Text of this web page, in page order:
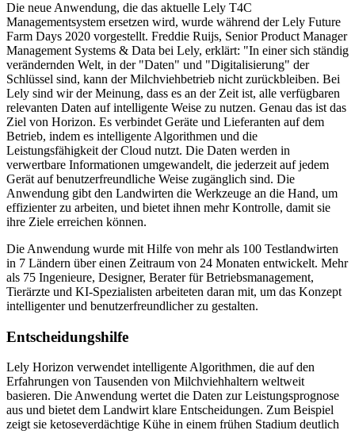
Die neue Anwendung, die das aktuelle Lely T4C
Managementsystem ersetzen wird, wurde während der Lely Future
Farm Days 2020 vorgestellt. Freddie Ruijs, Senior Product Manager
Management Systems & Data bei Lely, erklärt: "In einer sich ständig
verändernden Welt, in der "Daten" und "Digitalisierung" der
Schlüssel sind, kann der Milchviehbetrieb nicht zurückbleiben. Bei
Lely sind wir der Meinung, dass es an der Zeit ist, alle verfügbaren
relevanten Daten auf intelligente Weise zu nutzen. Genau das ist das
Ziel von Horizon. Es verbindet Geräte und Lieferanten auf dem
Betrieb, indem es intelligente Algorithmen und die
Leistungsfähigkeit der Cloud nutzt. Die Daten werden in
verwertbare Informationen umgewandelt, die jederzeit auf jedem
Gerät auf benutzerfreundliche Weise zugänglich sind. Die
Anwendung gibt den Landwirten die Werkzeuge an die Hand, um
effizienter zu arbeiten, und bietet ihnen mehr Kontrolle, damit sie
ihre Ziele erreichen können.
Die Anwendung wurde mit Hilfe von mehr als 100 Testlandwirten
in 7 Ländern über einen Zeitraum von 24 Monaten entwickelt. Mehr
als 75 Ingenieure, Designer, Berater für Betriebsmanagement,
Tierärzte und KI-Spezialisten arbeiteten daran mit, um das Konzept
intelligenter und benutzerfreundlicher zu gestalten.
Entscheidungshilfe
Lely Horizon verwendet intelligente Algorithmen, die auf den
Erfahrungen von Tausenden von Milchviehhaltern weltweit
basieren. Die Anwendung wertet die Daten zur Leistungsprognose
aus und bietet dem Landwirt klare Entscheidungen. Zum Beispiel
zeigt sie ketoseverdächtige Kühe in einem frühen Stadium deutlich